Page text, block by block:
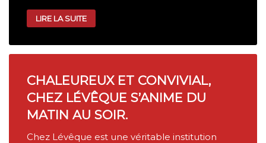
LIRE LA SUITE
CHALEUREUX ET CONVIVIAL,
CHEZ LÉVÊQUE S’ANIME DU
MATIN AU SOIR.
Chez Lévêque est une véritable institution